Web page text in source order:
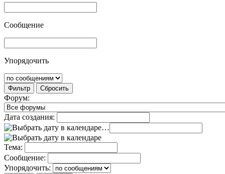
Сообщение
Упорядочить
Фильтр Сбросить
Форум:
Дата создания:
…
Тема:
Сообщение:
Упорядочить: